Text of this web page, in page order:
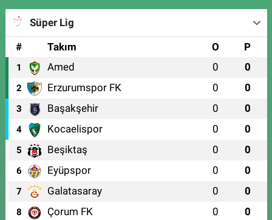
Süper Lig
#
Takım O P
1 Amed 0 0
2 Erzurumspor FK 0 0
3 Başakşehir 0 0
4 Kocaelispor 0 0
5 Beşiktaş 0 0
6 Eyüpspor 0 0
7 Galatasaray 0 0
8 Çorum FK 0 0